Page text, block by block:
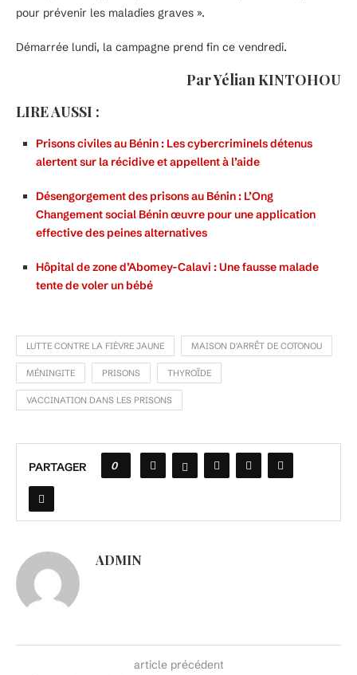
pour prévenir les maladies graves ».
Démarrée lundi, la campagne prend fin ce vendredi.
Par Yélian KINTOHOU
LIRE AUSSI :
Prisons civiles au Bénin : Les cybercriminels détenus
alertent sur la récidive et appellent à l’aide
Désengorgement des prisons au Bénin : L’Ong
Changement social Bénin œuvre pour une application
effective des peines alternatives
Hôpital de zone d’Abomey-Calavi : Une fausse malade
tente de voler un bébé
LUTTE CONTRE LA FIÈVRE JAUNE MAISON D'ARRÊT DE COTONOU
MÉNINGITE PRISONS THYROÏDE
VACCINATION DANS LES PRISONS
PARTAGER 0
ADMIN
article précédent